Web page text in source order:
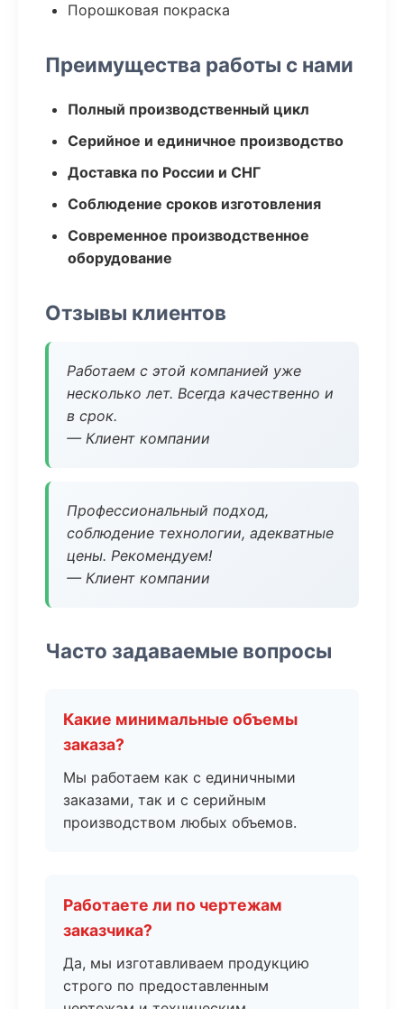
Порошковая покраска
Преимущества работы с нами
Полный производственный цикл
Серийное и единичное производство
Доставка по России и СНГ
Соблюдение сроков изготовления
Современное производственное
оборудование
Отзывы клиентов
Работаем с этой компанией уже
несколько лет. Всегда качественно и
в срок.
— Клиент компании
Профессиональный подход,
соблюдение технологии, адекватные
цены. Рекомендуем!
— Клиент компании
Часто задаваемые вопросы
Какие минимальные объемы
заказа?
Мы работаем как с единичными
заказами, так и с серийным
производством любых объемов.
Работаете ли по чертежам
заказчика?
Да, мы изготавливаем продукцию
строго по предоставленным